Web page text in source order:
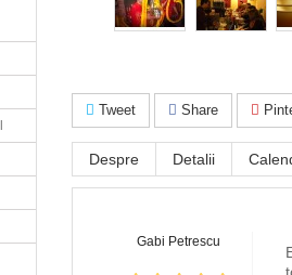
Tweet Share
Despre Detalii
Gabi Petrescu